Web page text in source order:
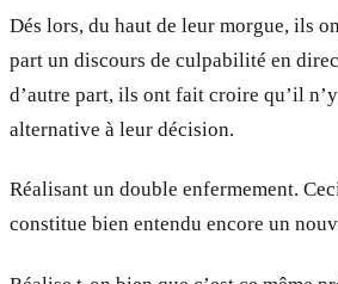
Dés lors, du haut de leur morgue, ils
part un discours de culpabilité en
d’autre part, ils ont fait croire qu’il
alternative à leur décision.
Réalisant un double enfermement.
constitue bien entendu encore un